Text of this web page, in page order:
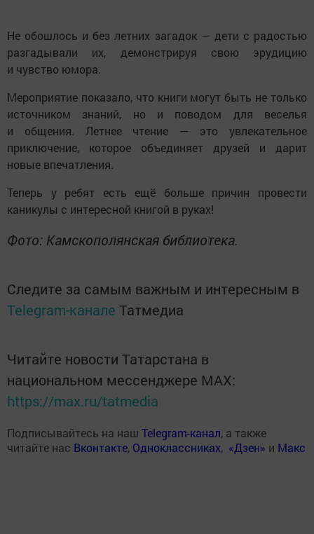
Не обошлось и без летних загадок — дети с радостью
разгадывали их, демонстрируя свою эрудицию
и чувство юмора.
Мероприятие показало, что книги могут быть не только
источником знаний, но и поводом для веселья
и общения. Летнее чтение — это увлекательное
приключение, которое объединяет друзей и дарит
новые впечатления.
Теперь у ребят есть ещё больше причин провести
каникулы с интересной книгой в руках!
Фото: Камскополянская библиотека.
Следите за самым важным и интересным в
Telegram-канале Татмедиа
Читайте новости Татарстана в
национальном мессенджере MАХ:
https://max.ru/tatmedia
Подписывайтесь на наш Telegram-канал, а также
читайте нас Вконтакте, Одноклассниках, «Дзен» и Макс